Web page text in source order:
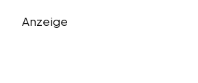
Anzeige